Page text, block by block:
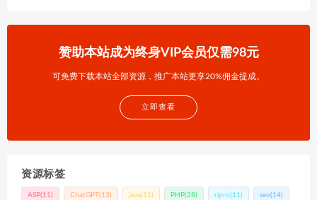
赞助本站成为终身VIP会员仅需98元
可免费下载本站全部资源，推广本站更享20%佣金提成。
立即查看
资源标签
ASP(11) ChatGPT(13) java(11) PHP(28) ripro(11) seo(14)